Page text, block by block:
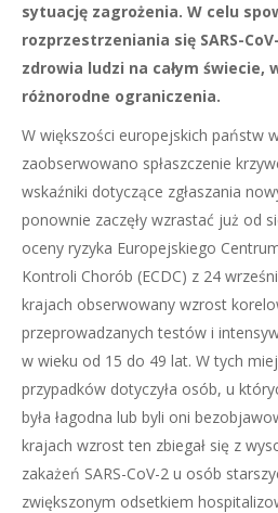
sytuację zagrożenia. W celu
rozprzestrzeniania się SARS-
zdrowia ludzi na całym świecie,
różnorodne ograniczenia.
W większości europejskich państw
zaobserwowano spłaszczenie
wskaźniki dotyczące zgłaszania
ponownie zaczęły wzrastać już od
oceny ryzyka Europejskiego
Kontroli Chorób (ECDC) z 24
krajach obserwowany wzrost
przeprowadzanych testów i
w wieku od 15 do 49 lat. W tych
przypadków dotyczyła osób, u
była łagodna lub byli oni
krajach wzrost ten zbiegał się z
zakażeń SARS-CoV-2 u osób
zwiększonym odsetkiem